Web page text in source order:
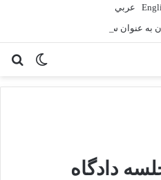
عربي
به عنوان سلاح
تغییر
دادگاه